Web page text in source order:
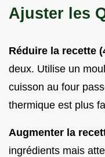
Ajuster les
Réduire la recette
deux. Utilise un
cuisson au four
thermique est plus
Augmenter la
ingrédients mais